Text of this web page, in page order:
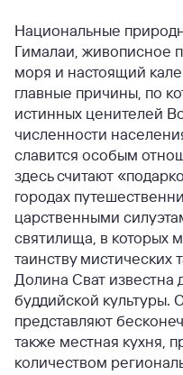
Национальные
Гималаи, живописное
моря и настоящий
главные причины, по
истинных ценителей
численности
славится особым
здесь считают
городах
царственными
святилища, в которых
таинству мистических
Долина Сват
буддийской культуры.
представляют
также местная кухня,
количеством